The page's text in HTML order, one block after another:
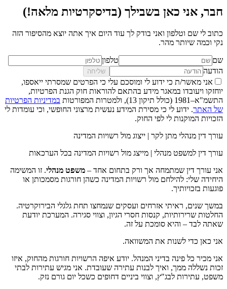
חבר, אני כאן בשבילך (בדיסקרטיות מלאה!)
כתוב לי שם וטלפון ואני בודק לך עוד היום איך אתה יוצא מהסיפור הזה
נקי וכמה שיותר מהר.
שם
טלפון
הודעה
שליחה
אני מאשר/ת כי ידוע לי ומוסכם עלי כי הפרטים שמסרתי ייאספו,
יוחזקו ויעובדו במאגר מידע בהתאם להוראות חוק הגנת הפרטיות,
התשמ"א–1981 (כולל תיקון 13), ולמטרות המפורטות
במדיניות הפרטיות
של האתר. ידוע לי כי מסירת המידע נעשית מרצוני החופשי, וכי עומדות לי
הזכויות המוקנות לי לפי החוק.
עורך דין מנהלי מתן לקר | ייצוג מול רשויות המדינה
עורך דין למשפט מנהלי | מייצג מול רשויות המדינה בכל הערכאות
אני עורך דין שמתמחה אך ורק בתחום אחד – משפט מנהלי. זו המשימה
היחידה שלי: להילחם מול רשויות המדינה כשהן חורגות מסמכותן או
פוגעות בזכויותיך.
במשך שנים, ראיתי אזרחים ועסקים שנמחצו תחת גלגלי הבירוקרטיה.
החלטות שרירותיות, קנסות חסרי הגיון, וצווי סגירה. המערכת יודעת
שאתה לבד – והיא סומכת על זה.
אני כאן כדי לשנות את המשוואה.
אני מכיר כל פינה בדיני המנהל. יודע איפה הרשויות חורגות מהחוק, איזו
זכות נשללה ממך, ואיך לבנות עתירה שעובדת. אני מגיש עתירות לבתי
משפט, עתירות לבג"ץ, וצווי ביניים דחופים כשכל יום גורם נזק.